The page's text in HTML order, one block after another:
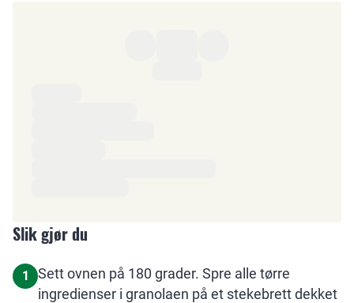
Slik gjør du
1
Sett ovnen på 180 grader. Spre alle tørre
ingredienser i granolaen på et stekebrett dekket